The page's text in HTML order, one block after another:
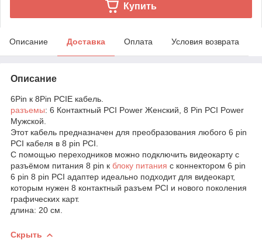
Купить
Описание Доставка Оплата Условия возврата
Описание
6Pin к 8Pin PCIE кабель.
разъемы: 6 Контактный PCI Power Женский, 8 Pin PCI Power
Мужской.
Этот кабель предназначен для преобразования любого 6 pin
PCI кабеля в 8 pin PCI.
С помощью переходников можно подключить видеокарту с
разъёмом питания 8 pin к блоку питания с коннектором 6 pin
6 pin 8 pin PCI адаптер идеально подходит для видеокарт,
которым нужен 8 контактный разъем PCI и нового поколения
графических карт.
длина: 20 см.
Скрыть